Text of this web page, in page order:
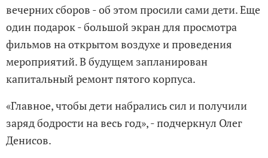
вечерних сборов - об этом просили сами дети. Еще
один подарок - большой экран для просмотра
фильмов на открытом воздухе и проведения
мероприятий. В будущем запланирован
капитальный ремонт пятого корпуса.
«Главное, чтобы дети набрались сил и получили
заряд бодрости на весь год», - подчеркнул Олег
Денисов.